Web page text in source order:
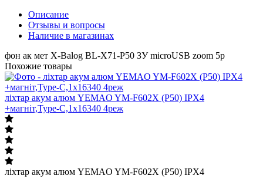
Описание
Отзывы и вопросы
Наличие в магазинах
фон ак мет X-Balog BL-X71-P50 ЗУ microUSB zoom 5р
Похожие товары
ліхтар акум алюм YEMAO YM-F602X (P50) IPX4
+магніт,Type-C,1х16340 4реж
ліхтар акум алюм YEMAO YM-F602X (P50) IPX4